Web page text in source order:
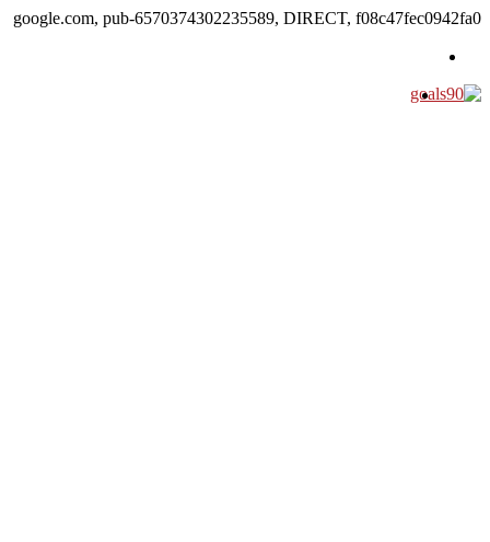
google.com, pub-6570374302235589, DIRECT, f08c47fec0942fa0